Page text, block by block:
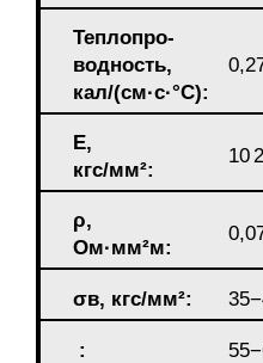
Теплопрo-
водность,
кал/(см·c·°С):
E,
кгс/мм²:
10
ρ,
Ом·мм²м:
σв, кгс/мм²:
: